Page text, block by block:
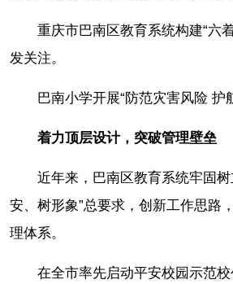
重庆市巴南区教育系统构建“六
发关注。
巴南小学开展“防范灾害风险
着力顶层设计，突破管理壁垒
近年来，巴南区教育系统牢固
安、树形象”总要求，创新工作思路
理体系。
在全市率先启动平安校园示范